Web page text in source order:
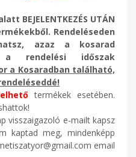
BEJELENTKEZÉS UTÁN
Rendeléseden
azaz a kosarad
rendelési időszak
a Kosaradban található,
termékek esetében.
visszaigazoló e-mailt kapsz
kaptad meg, mindenképp
email